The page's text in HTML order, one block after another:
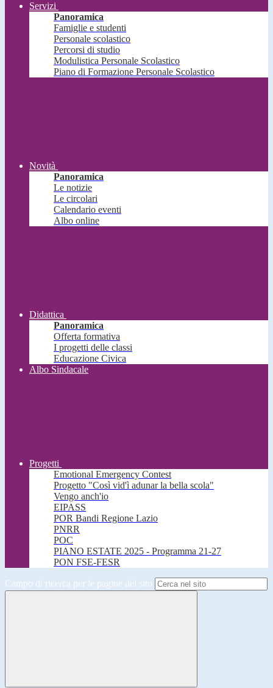
Servizi
Panoramica
Famiglie e studenti
Personale scolastico
Percorsi di studio
Modulistica Personale Scolastico
Piano di Formazione Personale Scolastico
Novità
Panoramica
Le notizie
Le circolari
Calendario eventi
Albo online
Didattica
Panoramica
Offerta formativa
I progetti delle classi
Educazione Civica
Albo Sindacale
Progetti
Emotional Emergency Contest
Progetto "Così vid'ì adunar la bella scola"
Vengo anch'io
EIPASS
POR Bandi Regione Lazio
PNRR
POC
PIANO ESTATE 2025 - Programma 21-27
PON FSE-FESR
Campo di ricerca per le pagine del sito